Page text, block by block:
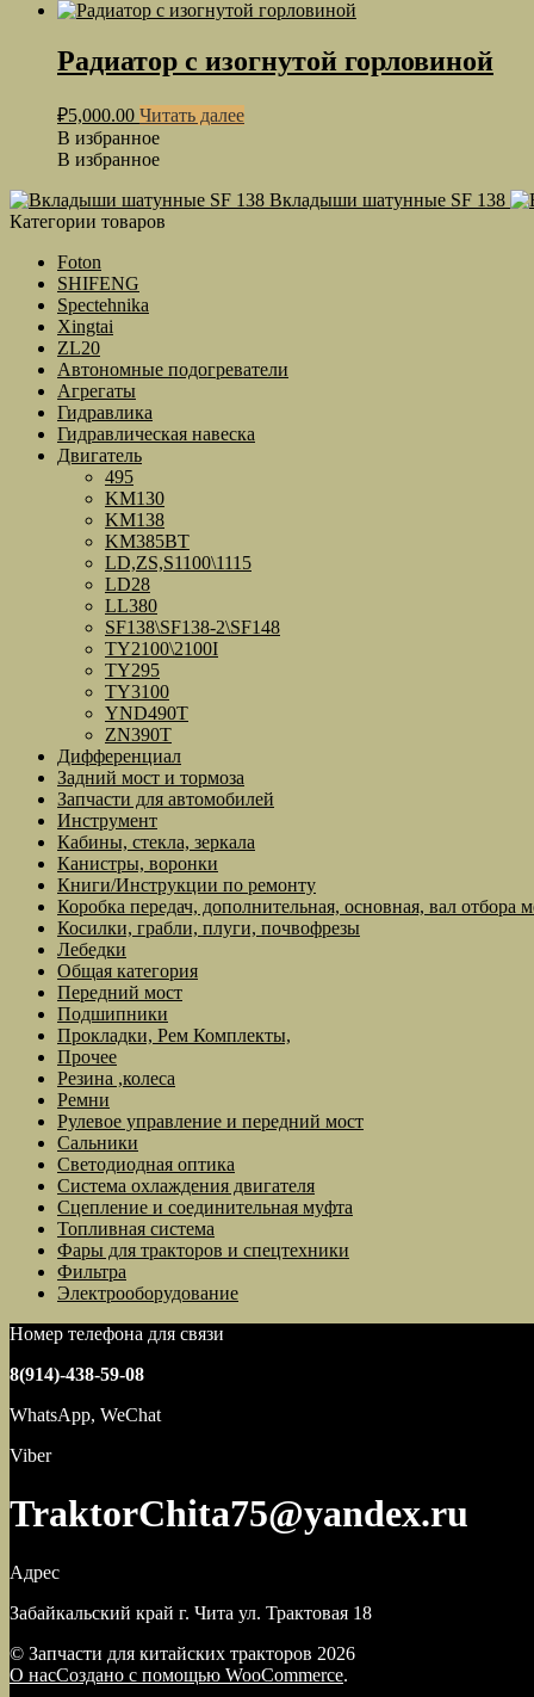
Радиатор с изогнутой горловиной
₽5,000.00 Читать далее
В избранное
В избранное
Вкладыши шатунные SF 138
Категории товаров
Foton
SHIFENG
Spectehnika
Xingtai
ZL20
Автономные подогреватели
Агрегаты
Гидравлика
Гидравлическая навеска
Двигатель
495
KM130
KM138
KM385BT
LD,ZS,S1100\1115
LD28
LL380
SF138\SF138-2\SF148
TY2100\2100I
TY295
TY3100
YND490T
ZN390T
Дифференциал
Задний мост и тормоза
Запчасти для автомобилей
Инструмент
Кабины, стекла, зеркала
Канистры, воронки
Книги/Инструкции по ремонту
Коробка передач, дополнительная, основная, вал отбора
Косилки, грабли, плуги, почвофрезы
Лебедки
Общая категория
Передний мост
Подшипники
Прокладки, Рем Комплекты,
Прочее
Резина ,колеса
Ремни
Рулевое управление и передний мост
Сальники
Светодиодная оптика
Система охлаждения двигателя
Сцепление и соединительная муфта
Топливная система
Фары для тракторов и спецтехники
Фильтра
Электрооборудование
Номер телефона для связи
8(914)-438-59-08
WhatsApp, WeChat
Viber
TraktorChita75@yandex.ru
Адрес
Забайкальский край г. Чита ул. Трактовая 18
© Запчасти для китайских тракторов 2026
О насСоздано с помощью WooCommerce.